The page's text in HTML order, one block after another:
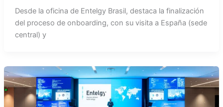
Desde la oficina de Entelgy Brasil, destaca la finalización
del proceso de onboarding, con su visita a España (sede
central) y